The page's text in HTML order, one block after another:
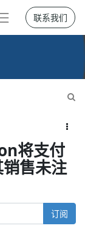
联系我们
将支付
售未注
订阅